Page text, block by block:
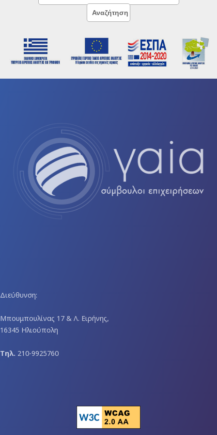
Σύνταξη επιχειρησιακών σχεδίων
Διεύθυνση:
Μπουμπουλίνας 17 & Λ. Ειρήνης,
16345 Ηλιούπολη
Τηλ. 210-9925760